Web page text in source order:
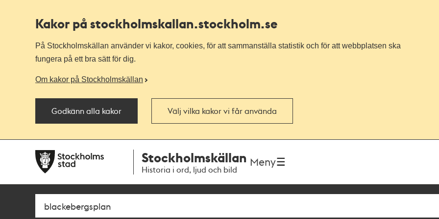
Kakor på stockholmskallan.stockholm.se
På Stockholmskällan använder vi kakor, cookies, för att sammanställa statistik och för att webbplatsen ska
fungera på ett bra sätt för dig.
Om kakor på Stockholmskällan
Godkänn alla kakor Välj vilka kakor vi får använda
navigationen
huvudinnehållet
Stockholmskällan
Historia i ord, ljud och bild
Meny
Sök